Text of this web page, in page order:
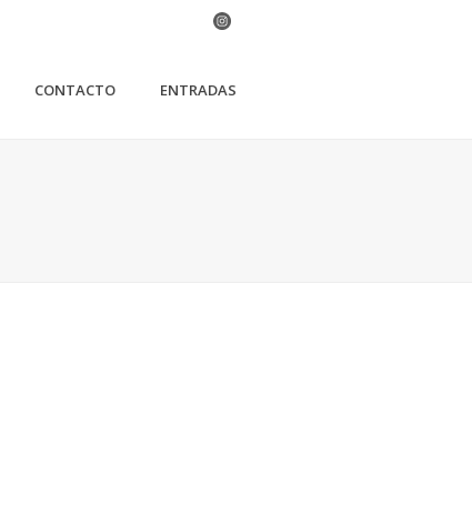
CONTACTO ENTRADAS